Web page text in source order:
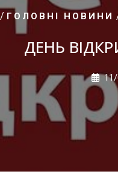
/ ГОЛОВНІ НОВИНИ
ДЕНЬ